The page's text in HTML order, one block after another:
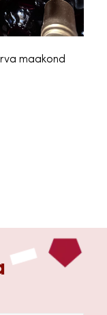
maakond